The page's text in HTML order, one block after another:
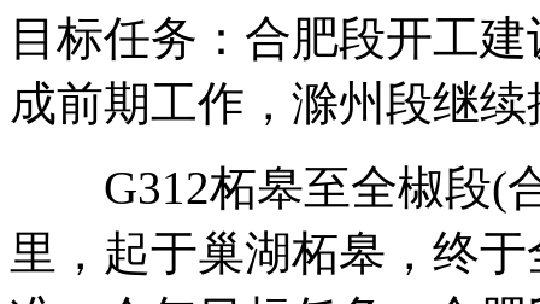
目标任务：合肥段开工
成前期工作，滁州段继
G312柘皋至全椒段(合
里，起于巢湖柘皋，终